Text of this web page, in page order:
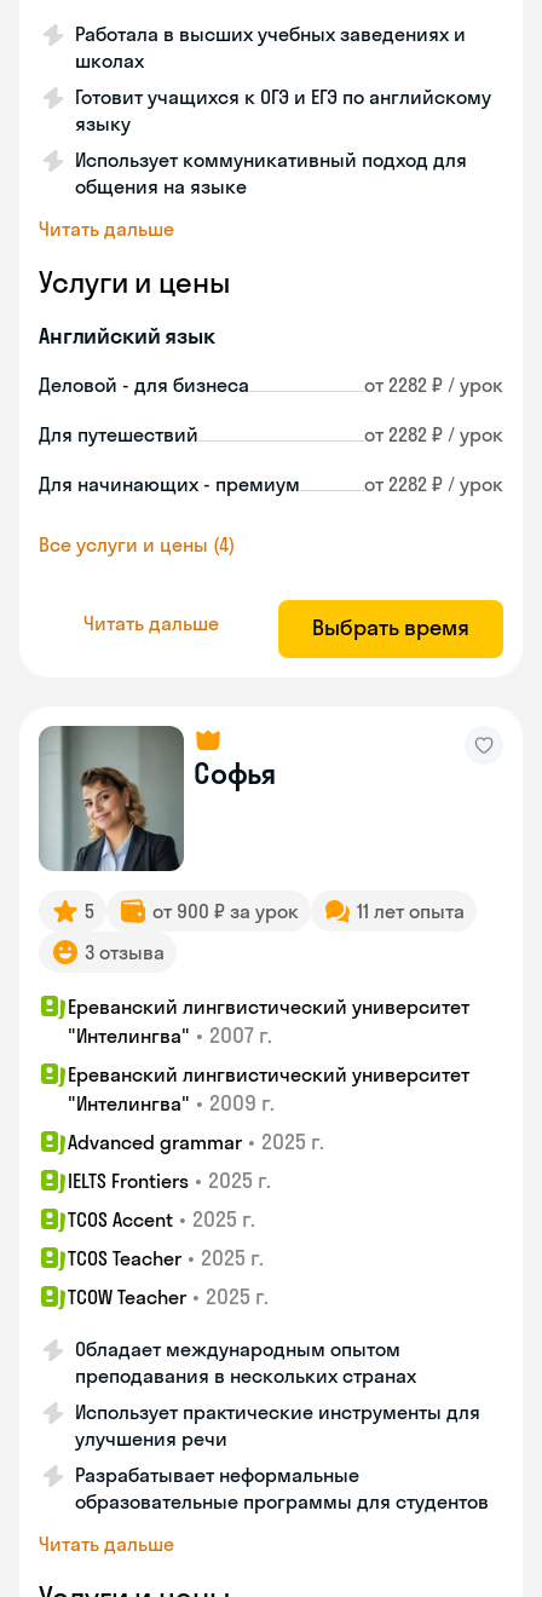
Работала в высших учебных заведениях и
школах
Готовит учащихся к ОГЭ и ЕГЭ по английскому
языку
Использует коммуникативный подход для
общения на языке
Читать дальше
Услуги и цены
Английский язык
Деловой - для бизнеса от 2282 ₽ / урок
Для путешествий от 2282 ₽ / урок
Для начинающих - премиум от 2282 ₽ / урок
Все услуги и цены (4)
Читать дальше Выбрать время
Софья
5 от 900 ₽ за урок
11 лет опыта
3 отзыва
Ереванский лингвистический университет
"Интелингва" • 2007 г.
Ереванский лингвистический университет
"Интелингва" • 2009 г.
Advanced grammar • 2025 г.
IELTS Frontiers • 2025 г.
TCOS Accent • 2025 г.
TCOS Teacher • 2025 г.
TCOW Teacher • 2025 г.
Обладает международным опытом
преподавания в нескольких странах
Использует практические инструменты для
улучшения речи
Разрабатывает неформальные
образовательные программы для студентов
Читать дальше